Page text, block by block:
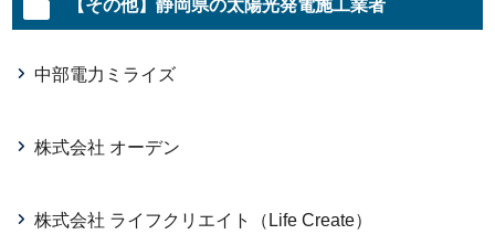
【その他】静岡県の太陽光発電施工業者
中部電力ミライズ
株式会社 オーデン
株式会社 ライフクリエイト（Life Create）